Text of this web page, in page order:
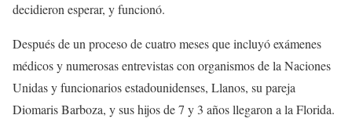
decidieron esperar, y funcionó.
Después de un proceso de cuatro meses que incluyó exámenes
médicos y numerosas entrevistas con organismos de la Naciones
Unidas y funcionarios estadounidenses, Llanos, su pareja
Diomaris Barboza, y sus hijos de 7 y 3 años llegaron a la Florida.